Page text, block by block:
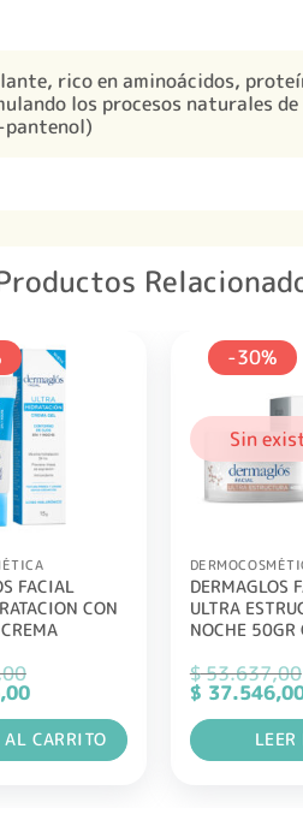
rico en aminoácidos,
los procesos naturales
pantenol)
FACIAL
CON
El
precio
actual
es:
$ 23.466,00.
CARRITO
-30%
Sin
DERMAGLOS
ULTRA
NOCHE 50GR
$53.637,00
El
precio
original
era:
$ 53.637,00.
$
LEER